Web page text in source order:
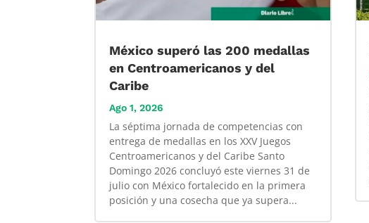
México superó las 200 medallas
en Centroamericanos y del
Caribe
Ago 1, 2026
La séptima jornada de competencias con
entrega de medallas en los XXV Juegos
Centroamericanos y del Caribe Santo
Domingo 2026 concluyó este viernes 31 de
julio con México fortalecido en la primera
posición y una cosecha que ya supera...